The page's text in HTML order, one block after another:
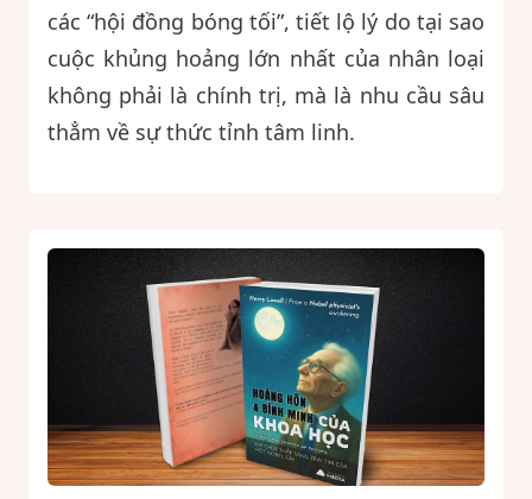
các “hội đồng bóng tối”, tiết lộ lý do tại sao
cuộc khủng hoảng lớn nhất của nhân loại
không phải là chính trị, mà là nhu cầu sâu
thẳm về sự thức tỉnh tâm linh.